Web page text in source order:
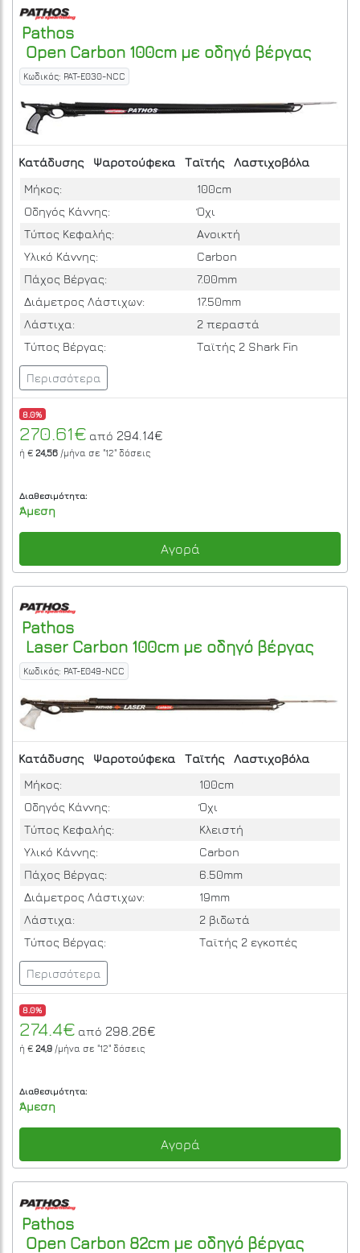
Pathos
Open Carbon 100cm με οδηγό βέργας
Κωδικός: PAT-E030-NCC
Κατάδυσης Ψαροτούφεκα Ταϊτής
Λαστιχοβόλα
Μήκος:
100cm
Οδηγός Κάννης:
Όχι
Τύπος Κεφαλής:
Ανοικτή
Υλικό Κάννης:
Carbon
Πάχος Βέργας:
7.00mm
Διάμετρος Λάστιχων:
17.50mm
Λάστιχα:
2 περαστά
Τύπος Βέργας:
Ταϊτής 2 Shark Fin
Περισσότερα
8.0%
270.61€ από 294.14€
ή € 24,56 /μήνα σε "12" δόσεις
Διαθεσιμότητα:
Άμεση
Αγορά
Pathos
Laser Carbon 100cm με οδηγό βέργας
Κωδικός: PAT-E049-NCC
Κατάδυσης Ψαροτούφεκα Ταϊτής
Λαστιχοβόλα
Μήκος:
100cm
Οδηγός Κάννης:
Όχι
Τύπος Κεφαλής:
Κλειστή
Υλικό Κάννης:
Carbon
Πάχος Βέργας:
6.50mm
Διάμετρος Λάστιχων:
19mm
Λάστιχα:
2 βιδωτά
Τύπος Βέργας:
Ταϊτής 2 εγκοπές
Περισσότερα
8.0%
274.4€ από 298.26€
ή € 24,9 /μήνα σε "12" δόσεις
Διαθεσιμότητα:
Άμεση
Αγορά
Pathos
Open Carbon 82cm με οδηγό βέργας